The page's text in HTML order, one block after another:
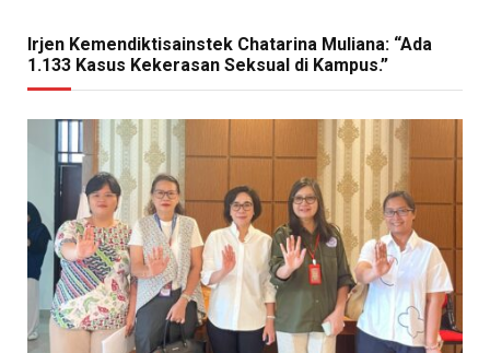
Irjen Kemendiktisainstek Chatarina Muliana: “Ada
1.133 Kasus Kekerasan Seksual di Kampus.”